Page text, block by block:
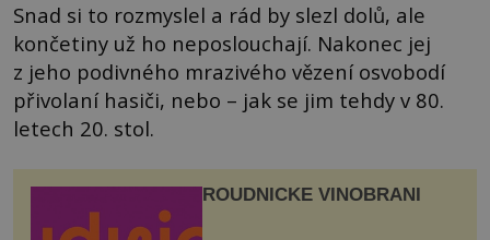
Snad si to rozmyslel a rád by slezl dolů, ale
končetiny už ho neposlouchají. Nakonec jej
z jeho podivného mrazivého vězení osvobodí
přivolaní hasiči, nebo – jak se jim tehdy v 80.
letech 20. stol.
ROUDNICKÉ VINOBRANÍ